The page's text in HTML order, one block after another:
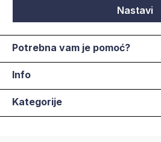
Nastavi
Potrebna vam je pomoć?
Info
Kategorije